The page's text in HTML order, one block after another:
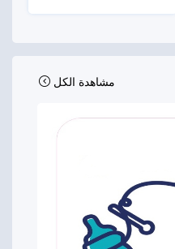
مشاهدة الكل